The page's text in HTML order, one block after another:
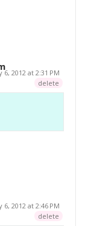
6, 2012 at 2:31 PM
delete
6, 2012 at 2:46 PM
delete